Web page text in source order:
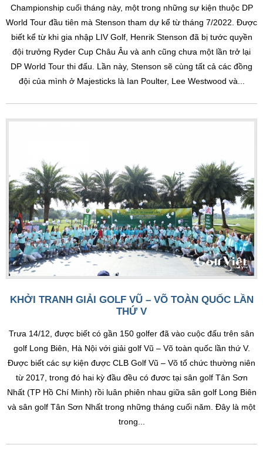
Championship cuối tháng này, một trong những sự kiện thuộc DP
World Tour đầu tiên mà Stenson tham dự kể từ tháng 7/2022. Được
biết kể từ khi gia nhập LIV Golf, Henrik Stenson đã bị tước quyền
đội trưởng Ryder Cup Châu Âu và anh cũng chưa một lần trở lại
DP World Tour thi đấu. Lần này, Stenson sẽ cùng tất cả các đồng
đội của mình ở Majesticks là Ian Poulter, Lee Westwood và...
KHỞI TRANH GIẢI GOLF VŨ – VÕ TOÀN QUỐC LẦN
THỨ V
Trưa 14/12, được biết có gần 150 golfer đã vào cuộc đấu trên sân
golf Long Biên, Hà Nội với giải golf Vũ – Võ toàn quốc lần thứ V.
Được biết các sự kiện được CLB Golf Vũ – Võ tổ chức thường niên
từ 2017, trong đó hai kỳ đầu đều có đươc tại sân golf Tân Sơn
Nhất (TP Hồ Chí Minh) rồi luân phiên nhau giữa sân golf Long Biên
và sân golf Tân Sơn Nhất trong những tháng cuối năm. Đây là một
trong...